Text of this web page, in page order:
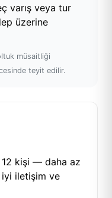
varış veya tur
üzerine
müsaitliği
teyit edilir.
12 kişi — daha az
iyi iletişim ve